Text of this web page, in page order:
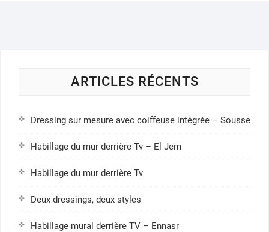
ARTICLES RÉCENTS
Dressing sur mesure avec coiffeuse intégrée – Sousse
Habillage du mur derrière Tv – El Jem
Habillage du mur derrière Tv
Deux dressings, deux styles
Habillage mural derrière TV – Ennasr